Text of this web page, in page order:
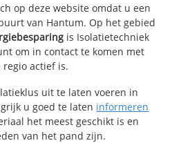
op deze website omdat u een
van Hantum. Op het gebied
is Isolatietechniek
om in contact te komen met
actief is.
uit te laten voeren in
u goed te laten informeren
het meest geschikt is en
van het pand zijn.